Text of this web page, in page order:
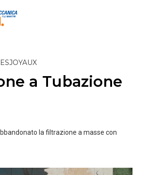
a Tubazione
la filtrazione a masse con